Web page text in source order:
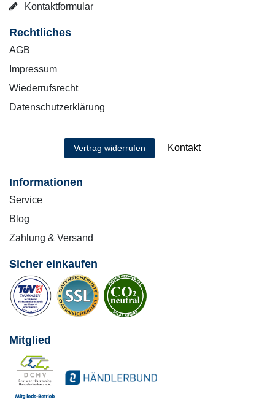
Kontaktformular
Rechtliches
AGB
Impressum
Wiederrufsrecht
Datenschutzerklärung
Vertrag widerrufen Kontakt
Informationen
Service
Blog
Zahlung & Versand
Sicher einkaufen
Mitglied